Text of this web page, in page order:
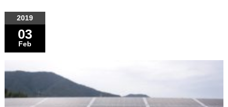
2019
03
Feb